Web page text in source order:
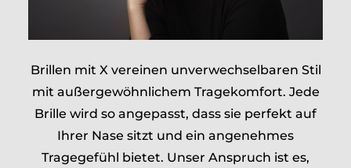
Brillen mit X vereinen unverwechselbaren Stil
mit außergewöhnlichem Tragekomfort. Jede
Brille wird so angepasst, dass sie perfekt auf
Ihrer Nase sitzt und ein angenehmes
Tragegefühl bietet. Unser Anspruch ist es,